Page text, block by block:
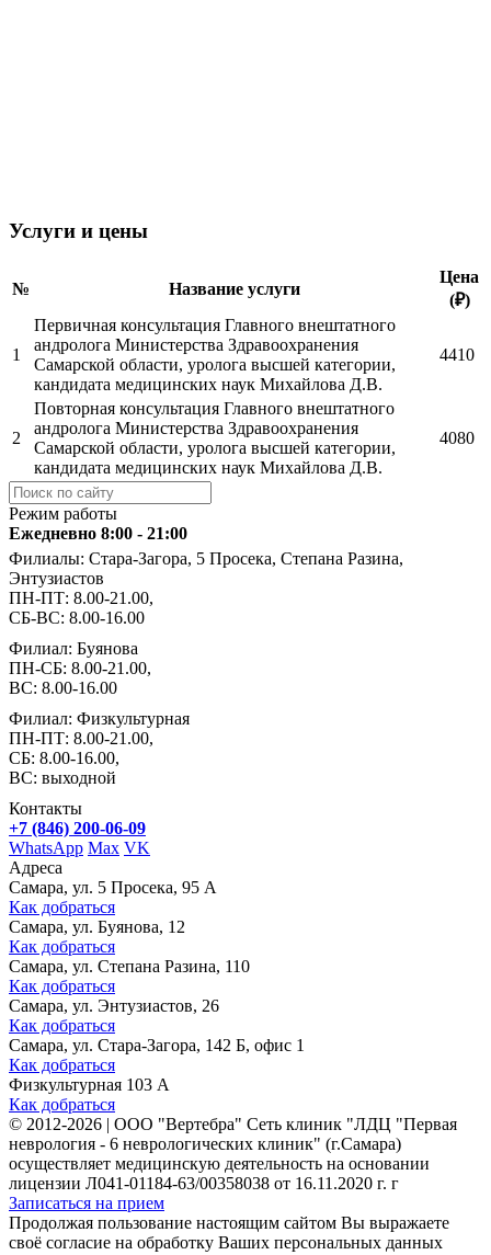
Услуги и цены
№ Название услуги
Цена
(₽)
1
Первичная консультация Главного внештатного
андролога Министерства Здравоохранения
Самарской области, уролога высшей категории,
кандидата медицинских наук Михайлова Д.В.
4410
2
Повторная консультация Главного внештатного
андролога Министерства Здравоохранения
Самарской области, уролога высшей категории,
кандидата медицинских наук Михайлова Д.В.
4080
Режим работы
Ежедневно 8:00 - 21:00
Филиалы: Стара-Загора, 5 Просека, Степана Разина,
Энтузиастов
ПН-ПТ: 8.00-21.00,
СБ-ВС: 8.00-16.00
Филиал: Буянова
ПН-СБ: 8.00-21.00,
ВС: 8.00-16.00
Филиал: Физкультурная
ПН-ПТ: 8.00-21.00,
СБ: 8.00-16.00,
ВС: выходной
Контакты
+7 (846) 200-06-09
WhatsApp Max VK
Адреса
Самара, ул. 5 Просека, 95 А
Как добраться
Самара, ул. Буянова, 12
Как добраться
Самара, ул. Степана Разина, 110
Как добраться
Самара, ул. Энтузиастов, 26
Как добраться
Самара, ул. Стара-Загора, 142 Б, офис 1
Как добраться
Физкультурная 103 А
Как добраться
© 2012-2026 | ООО "Вертебра" Сеть клиник "ЛДЦ "Первая
неврология - 6 неврологических клиник" (г.Самара)
осуществляет медицинскую деятельность на основании
лицензии Л041-01184-63/00358038 от 16.11.2020 г. г
Записаться на прием
Продолжая пользование настоящим сайтом Вы выражаете
своё согласие на обработку Ваших персональных данных